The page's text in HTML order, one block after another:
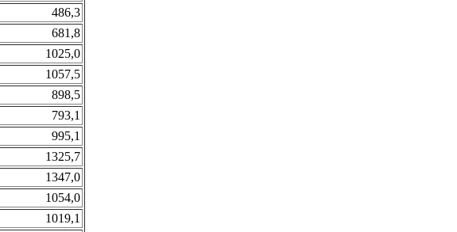
486,3
681,8
1025,0
1057,5
898,5
793,1
995,1
1325,7
1347,0
1054,0
1019,1